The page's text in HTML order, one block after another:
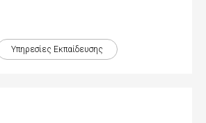
Υπηρεσίες Εκπαίδευσης